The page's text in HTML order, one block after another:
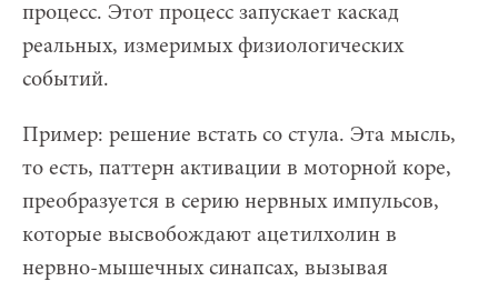
процесс. Этот процесс запускает каскад
реальных, измеримых физиологических
событий.
Пример: решение встать со стула. Эта мысль,
то есть, паттерн активации в моторной коре,
преобразуется в серию нервных импульсов,
которые высвобождают ацетилхолин в
нервно-мышечных синапсах, вызывая